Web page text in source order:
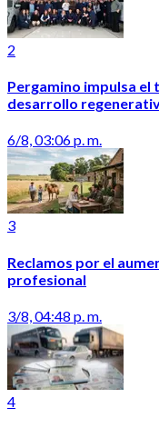
2
Pergamino impulsa
desarrollo
6/8, 03:06 p. m.
3
Reclamos por el
profesional
3/8, 04:48 p. m.
4